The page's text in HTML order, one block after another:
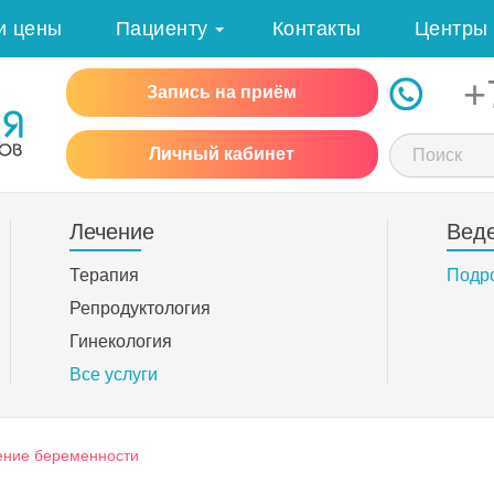
цены Пациенту Контакты Центры
Запись на приём
Личный кабинет
Лечение
Терапия
Репродуктология
Гинекология
Все услуги
беременности